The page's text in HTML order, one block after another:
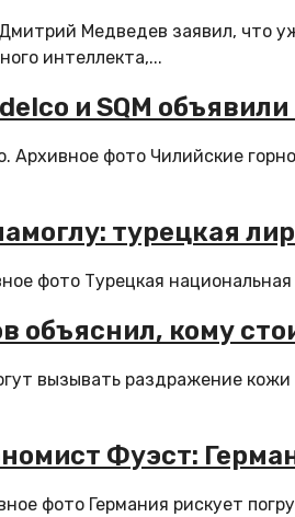
Медведев заявил, что
интеллекта,...
и SQM
Архивное фото Чилийские
турецкая
фото Турецкая
объяснил, кому
вызывать раздражение
Фуэст:
фото Германия рискует